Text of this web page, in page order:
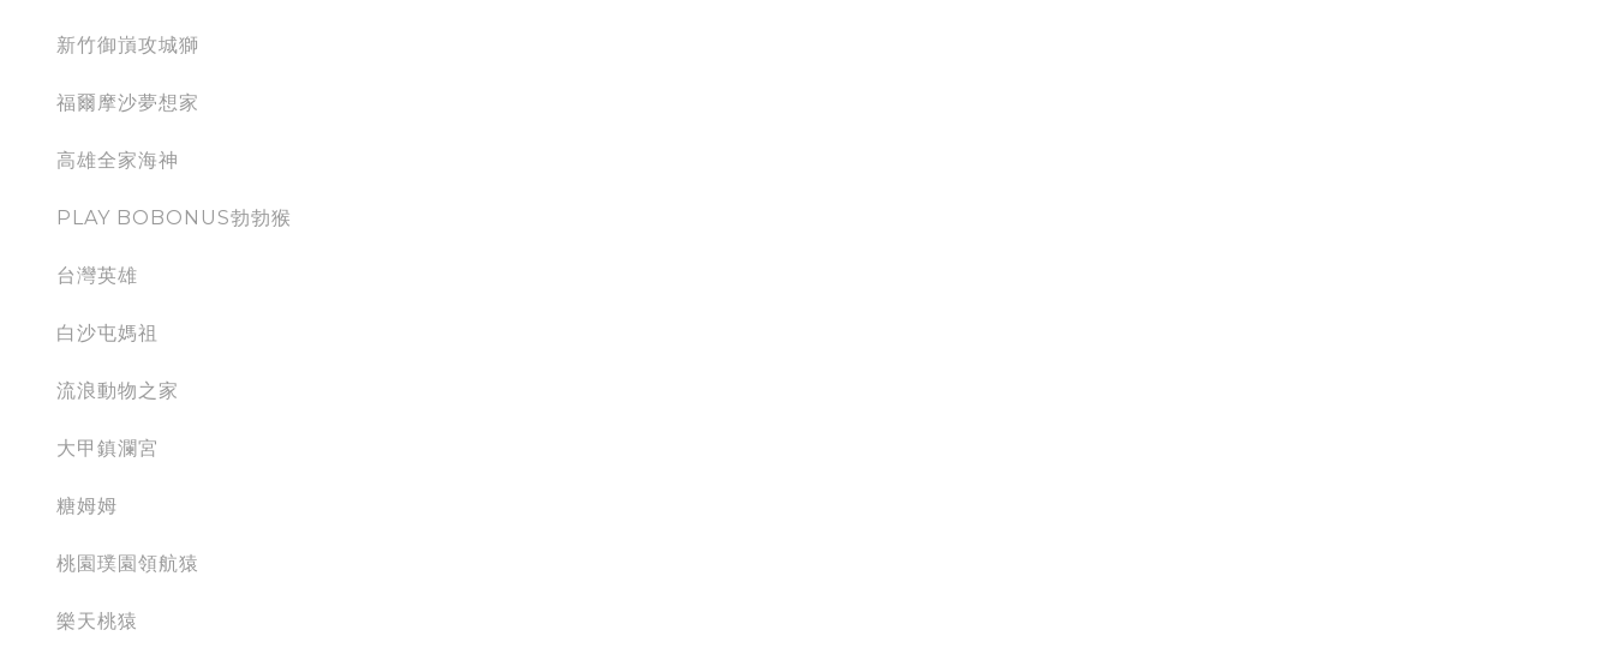
新竹御嵿攻城獅
福爾摩沙夢想家
高雄全家海神
PLAY BOBONUS勃勃猴
台灣英雄
白沙屯媽祖
流浪動物之家
大甲鎮瀾宮
糖姆姆
桃園璞園領航猿
樂天桃猿